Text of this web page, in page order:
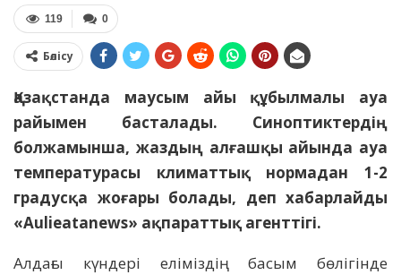
0
119
Бөлісу
Қазақстанда маусым айы құбылмалы ауа
райымен басталады. Синоптиктердің
болжамынша, жаздың алғашқы айында ауа
температурасы климаттық нормадан 1-2
градусқа жоғары болады, деп хабарлайды
«Aulieatanews» ақпараттық агенттігі.
Алдағы күндері еліміздің басым бөлігінде